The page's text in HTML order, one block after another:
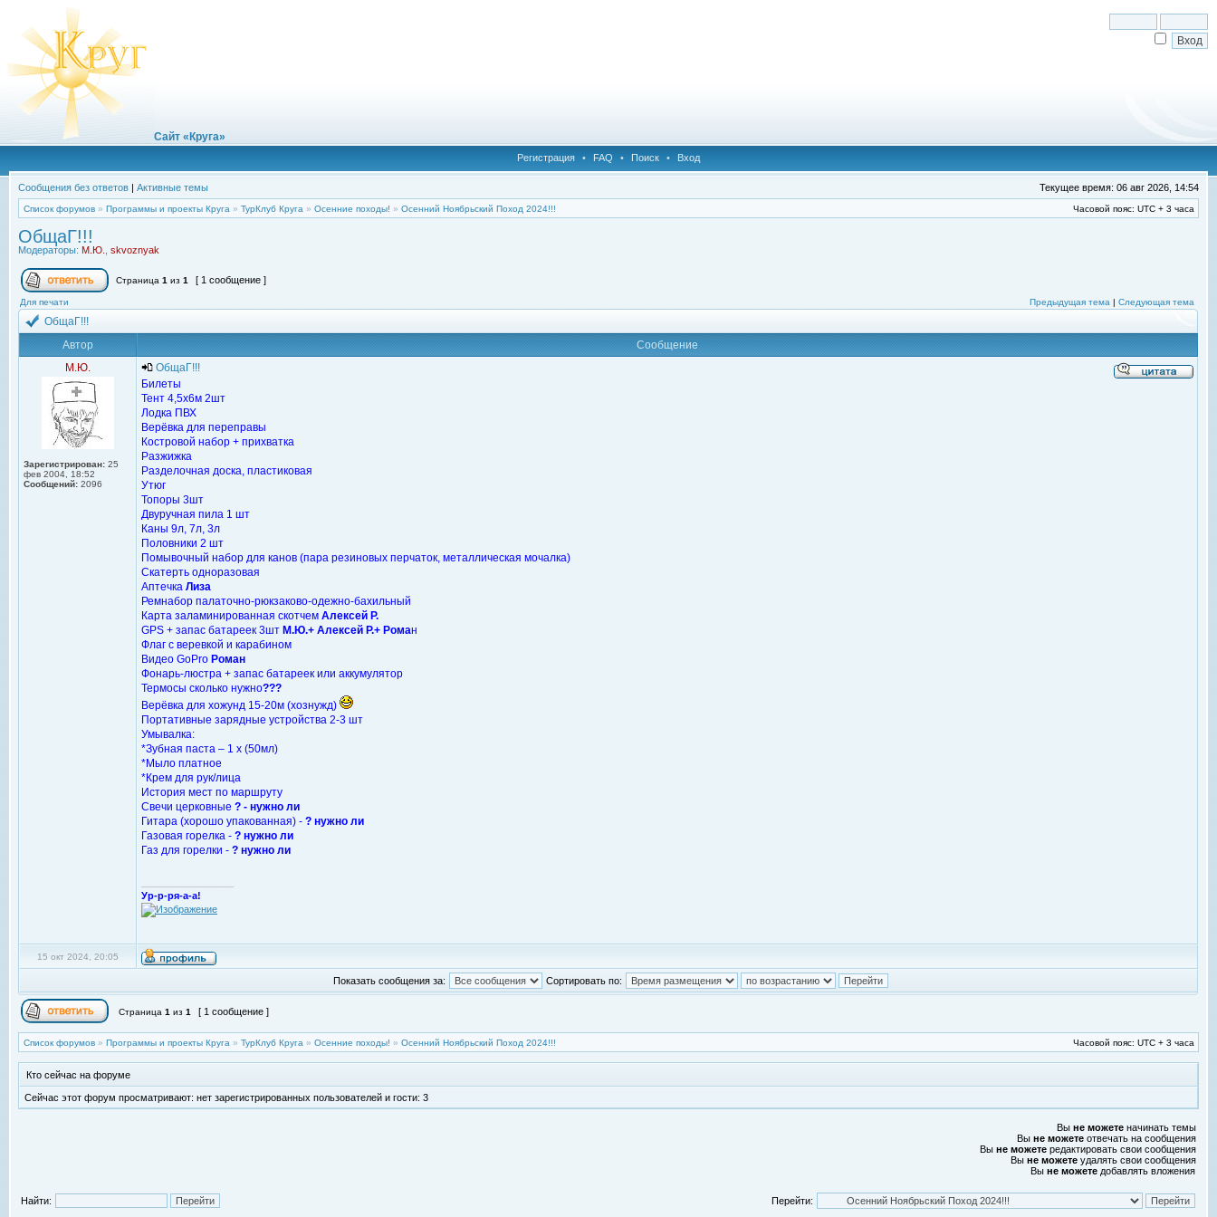
Сайт «Круга»
Регистрация • FAQ • Поиск • Вход
Сообщения без ответов | Активные темы Текущее время: 06 авг 2026, 14:54
Список форумов » Программы и проекты Круга » ТурКлуб Круга » Осенние походы! » Осенний Ноябрьский Поход 2024!!! Часовой пояс: UTC + 3 часа
ОбщаГ!!!
Модераторы: М.Ю. skvoznyak
Страница 1 из 1 [ 1 сообщение ]
Для печати Предыдущая тема | Следующая тема
ОбщаГ!!!
Автор
Сообщение
М.Ю.
Зарегистрирован: 25
фев 2004, 18:52
Сообщений: 2096
ОбщаГ!!!
Билеты
Тент 4,5х6м 2шт
Лодка ПВХ
Верёвка для переправы
Костровой набор + прихватка
Разжижка
Разделочная доска, пластиковая
Утюг
Топоры 3шт
Двуручная пила 1 шт
Каны 9л, 7л, 3л
Половники 2 шт
Помывочный набор для канов (пара резиновых перчаток, металлическая мочалка)
Скатерть одноразовая
Аптечка Лиза
Ремнабор палаточно-рюкзаково-одежно-бахильный
Карта заламинированная скотчем Алексей Р.
GPS + запас батареек 3шт М.Ю.+ Алексей Р.+ Роман
Флаг с веревкой и карабином
Видео GoPro Роман
Фонарь-люстра + запас батареек или аккумулятор
Термосы сколько нужно???
Верёвка для хожунд 15-20м (хознужд)
Портативные зарядные устройства 2-3 шт
Умывалка:
*Зубная паста – 1 х (50мл)
*Мыло платное
*Крем для рук/лица
История мест по маршруту
Свечи церковные ? - нужно ли
Гитара (хорошо упакованная) - ? нужно ли
Газовая горелка - ? нужно ли
Газ для горелки - ? нужно ли
Ур-р-ря-а-а!
15 окт 2024, 20:05
Показать сообщения за: Сортировать по:
Страница 1 из 1 [ 1 сообщение ]
Список форумов » Программы и проекты Круга » ТурКлуб Круга » Осенние походы! » Осенний Ноябрьский Поход 2024!!! Часовой пояс: UTC + 3 часа
Кто сейчас на форуме
Сейчас этот форум просматривают: нет зарегистрированных пользователей и гости: 3
Вы не можете начинать темы
Вы не можете отвечать на сообщения
Вы не можете редактировать свои сообщения
Вы не можете удалять свои сообщения
Вы не можете добавлять вложения
Найти: Перейти: